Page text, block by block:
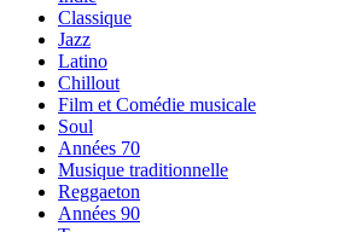
Classique
Jazz
Latino
Chillout
Film et Comédie musicale
Soul
Années 70
Musique traditionnelle
Reggaeton
Années 90